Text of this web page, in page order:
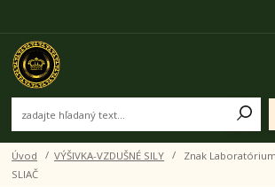
Úvod VÝŠIVKA-VZDUŠNÉ SILY
Znak
SLIAČ